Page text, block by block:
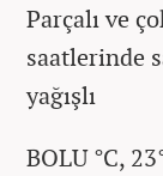
Parçalı ve
saatlerinde
yağışlı
BOLU °C,